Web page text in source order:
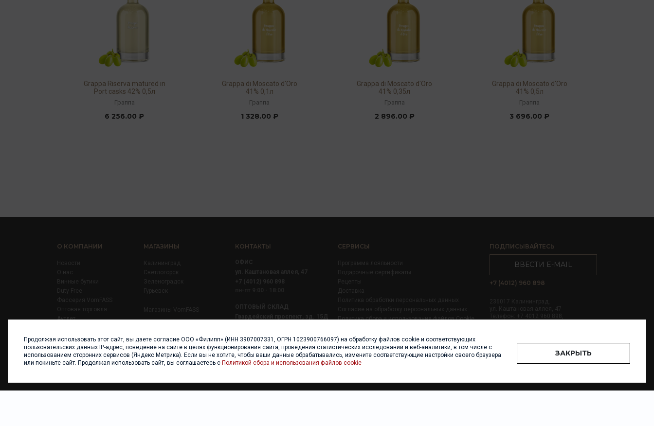
Grappa Riserva matured in
Port casks 42% 0,5л
Граппа
6 256.00 ₽
Grappa di Moscato d'Oro
41% 0,1л
Граппа
1 328.00 ₽
Grappa di Moscato d'Oro
41% 0,35л
Граппа
2 896.00 ₽
Grappa di Moscato d'Oro
41% 0,5л
Граппа
3 696.00 ₽
О КОМПАНИИ
Новости
О нас
Винные бутики
Duty Free
Фассерия VomFASS
Оптовая торговля
Аутлет
Карьера
Контакты
МАГАЗИНЫ
Калининград
Светлогорск
Зеленоградск
Гурьевск
Магазины VomFASS
КОНТАКТЫ
ОФИС
ул. Каштановая аллея, 47
+7 (4012) 960 898
ОПТОВЫЙ СКЛАД
Гвардейский проспект, зд. 15Д
пн-пт 8:00 - 17:00
СЕРВИСЫ
Программа лояльности
Подарочные сертификаты
Рецепты
Доставка
Политика обработки персональных данных
Согласие на обработку персональных данных
Политика сбора и использования файлов Cookie
ПОДПИСЫВАЙТЕСЬ
ВВЕСТИ E-MAIL
+7 (4012) 960 898
236017 Калининград,
ул. Каштановая аллея, 47
Телефон: +7 4012 960 898,
Продолжая использовать этот сайт, вы даете согласие ООО «Филипп» (ИНН 3907007331, ОГРН 1023900766097) на обработку файлов cookie и соответствующих
пользовательских данных IP-адрес, поведение на сайте в целях функционирования сайта, проведения статистических исследований и веб-аналитики, в том числе с
использованием сторонних сервисов (Яндекс.Метрика). Если вы не хотите, чтобы ваши данные обрабатывались, измените соответствующие настройки своего браузера
или покиньте сайт. Продолжая использовать сайт, вы соглашаетесь с Политикой сбора и использования файлов cookie
ЗАКРЫТЬ